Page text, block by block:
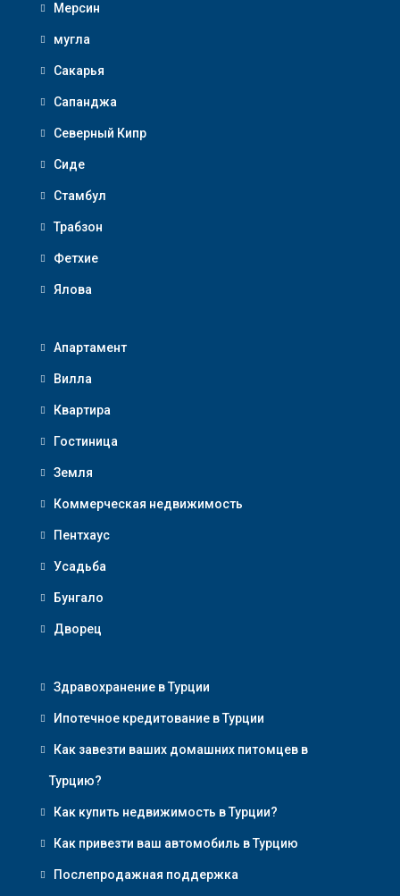
Мерсин
мугла
Сакарья
Сапанджа
Северный Кипр
Сиде
Стамбул
Трабзон
Фетхие
Ялова
Апартамент
Вилла
Квартира
Гостиница
Земля
Коммерческая недвижимость
Пентхаус
Усадьба
Бунгало
Дворец
Здравохранение в Турции
Ипотечное кредитование в Турции
Как завезти ваших домашних питомцев в
Турцию?
Как купить недвижимость в Турции?
Как привезти ваш автомобиль в Турцию
Послепродажная поддержка